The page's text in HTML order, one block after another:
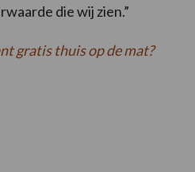
die wij zien.”
gratis thuis op de mat?